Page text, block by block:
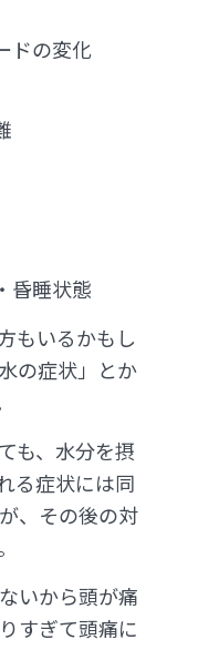
ドの変化
昏睡状態
もいるかもし
の症状」とか
も、水分を摂
る症状には同
、その後の対
いから頭が痛
すぎて頭痛に